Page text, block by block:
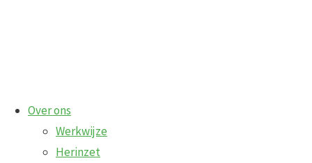
Over ons
Werkwijze
Herinzet